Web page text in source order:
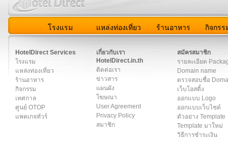
โรงแรม แหล่งท่องเที่ยว ร้านอาหาร กิจกรร
HotelDirect Services
โรงแรม
แหล่งท่องเที่ยว
ร้านอาหาร
กิจกรรม
เทศกาล
ศูนย์ OTOP
แพคเกจทัวร์
เกี่ยวกับเรา
HotelDirect.in.th
ติดต่อเรา
ข่าวสาร
แผนผัง
โฆษณา
User Agreement
Privacy Policy
สมาชิก
สมัครสมาชิก
รายละเอียด
Domain name
ตรวจสอบชื่อ
เว็บโฮสติ้ง
ออกแบบ Logo
ออกแบบเว็บไซต์
ตัวอย่าง Template
Template มาใหม่
วิธีการชำระเงิน